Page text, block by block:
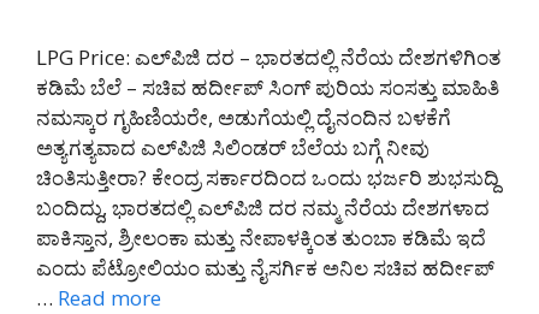
LPG Price: ಎಲ್‌ಪಿಜಿ ದರ – ಭಾರತದಲ್ಲಿ ನೆರೆಯ ದೇಶಗಳಿಗಿಂತ
ಕಡಿಮೆ ಬೆಲೆ – ಸಚಿವ ಹರ್ದೀಪ್ ಸಿಂಗ್ ಪುರಿಯ ಸಂಸತ್ತು ಮಾಹಿತಿ
ನಮಸ್ಕಾರ ಗೃಹಿಣಿಯರೇ, ಅಡುಗೆಯಲ್ಲಿ ದೈನಂದಿನ ಬಳಕೆಗೆ
ಅತ್ಯಗತ್ಯವಾದ ಎಲ್‌ಪಿಜಿ ಸಿಲಿಂಡರ್ ಬೆಲೆಯ ಬಗ್ಗೆ ನೀವು
ಚಿಂತಿಸುತ್ತೀರಾ? ಕೇಂದ್ರ ಸರ್ಕಾರದಿಂದ ಒಂದು ಭರ್ಜರಿ ಶುಭಸುದ್ದಿ
ಬಂದಿದ್ದು, ಭಾರತದಲ್ಲಿ ಎಲ್‌ಪಿಜಿ ದರ ನಮ್ಮ ನೆರೆಯ ದೇಶಗಳಾದ
ಪಾಕಿಸ್ತಾನ, ಶ್ರೀಲಂಕಾ ಮತ್ತು ನೇಪಾಳಕ್ಕಿಂತ ತುಂಬಾ ಕಡಿಮೆ ಇದೆ
ಎಂದು ಪೆಟ್ರೋಲಿಯಂ ಮತ್ತು ನೈಸರ್ಗಿಕ ಅನಿಲ ಸಚಿವ ಹರ್ದೀಪ್
… Read more